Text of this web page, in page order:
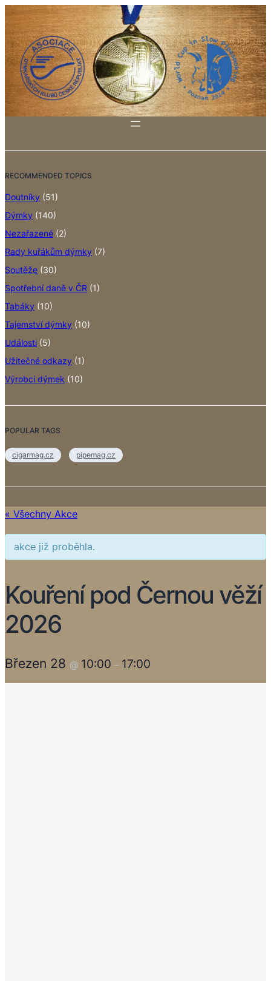
RECOMMENDED TOPICS
Doutníky (51)
Dýmky (140)
Nezařazené (2)
Rady kuřákům dýmky (7)
Soutěže (30)
Spotřební daně v ČR (1)
Tabáky (10)
Tajemství dýmky (10)
Události (5)
Užitečné odkazy (1)
Výrobci dýmek (10)
POPULAR TAGS
cigarmag.cz pipemag.cz
« Všechny Akce
akce již proběhla.
Kouření pod Černou věží
2026
Březen 28 @ 10:00 – 17:00